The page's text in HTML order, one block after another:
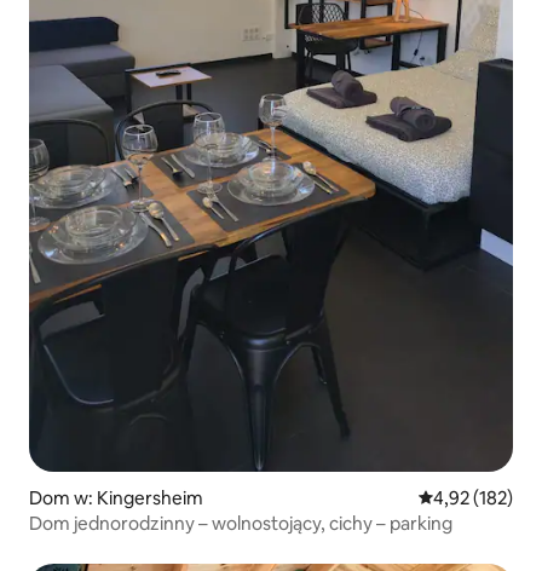
Dom w: Kingersheim Średnia
4,92 (182)
Dom jednorodzinny – wolnostojący, cichy – parking